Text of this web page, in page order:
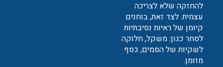
להחזקה שלא לצריכה
עצמית. לצד זאת, בוחנים
קיומן של ראיות נסיבתיות
לסחר כגון: משקל, חלוקה
לשקיות של הסמים, כסף
מזומן.